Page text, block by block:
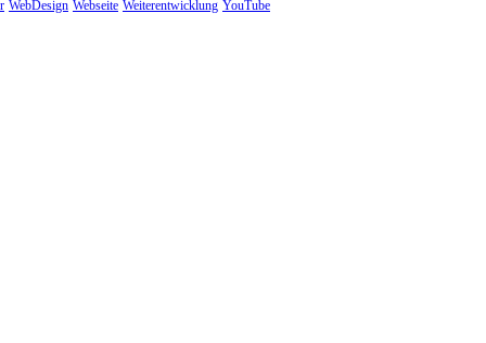
WebDesign Webseite Weiterentwicklung YouTube